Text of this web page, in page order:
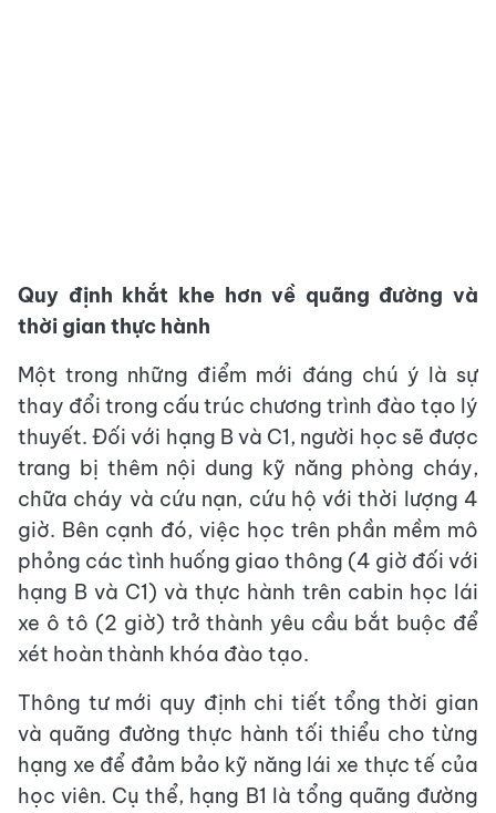
Quy định khắt khe hơn về quãng đường và
thời gian thực hành
Một trong những điểm mới đáng chú ý là sự
thay đổi trong cấu trúc chương trình đào tạo lý
thuyết. Đối với hạng B và C1, người học sẽ được
trang bị thêm nội dung kỹ năng phòng cháy,
chữa cháy và cứu nạn, cứu hộ với thời lượng 4
giờ. Bên cạnh đó, việc học trên phần mềm mô
phỏng các tình huống giao thông (4 giờ đối với
hạng B và C1) và thực hành trên cabin học lái
xe ô tô (2 giờ) trở thành yêu cầu bắt buộc để
xét hoàn thành khóa đào tạo.
Thông tư mới quy định chi tiết tổng thời gian
và quãng đường thực hành tối thiểu cho từng
hạng xe để đảm bảo kỹ năng lái xe thực tế của
học viên. Cụ thể, hạng B1 là tổng quãng đường